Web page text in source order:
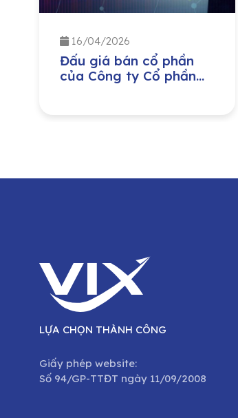
16/04/2026
Đấu giá bán cổ phần
của Công ty Cổ phần
LỰA CHỌN THÀNH CÔNG
Giấy phép website:
Số 94/GP-TTĐT ngày 11/09/2008